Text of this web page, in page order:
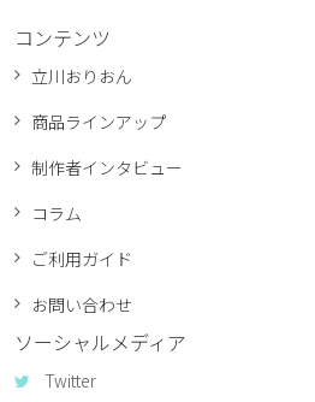
コンテンツ
立川おりおん
商品ラインアップ
制作者インタビュー
コラム
ご利用ガイド
お問い合わせ
ソーシャルメディア
Twitter